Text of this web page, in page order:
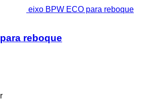
eixo BPW ECO para reboque
reboque